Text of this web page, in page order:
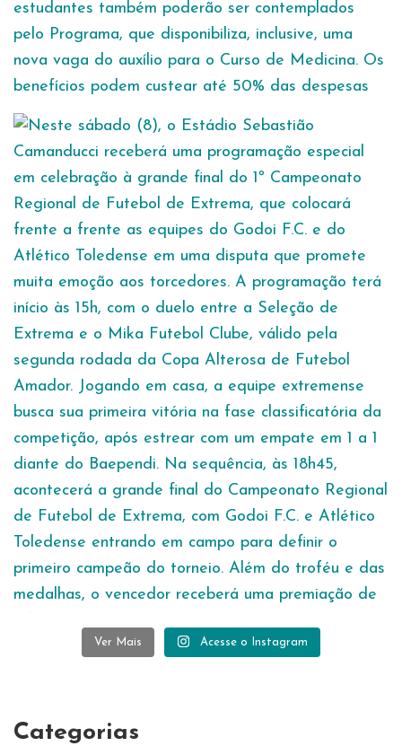
Ver Mais Acesse o Instagram
Categorias